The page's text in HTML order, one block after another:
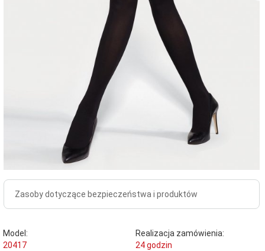
Zasoby dotyczące bezpieczeństwa i produktów
Model:
20417
Realizacja zamówienia:
24 godzin